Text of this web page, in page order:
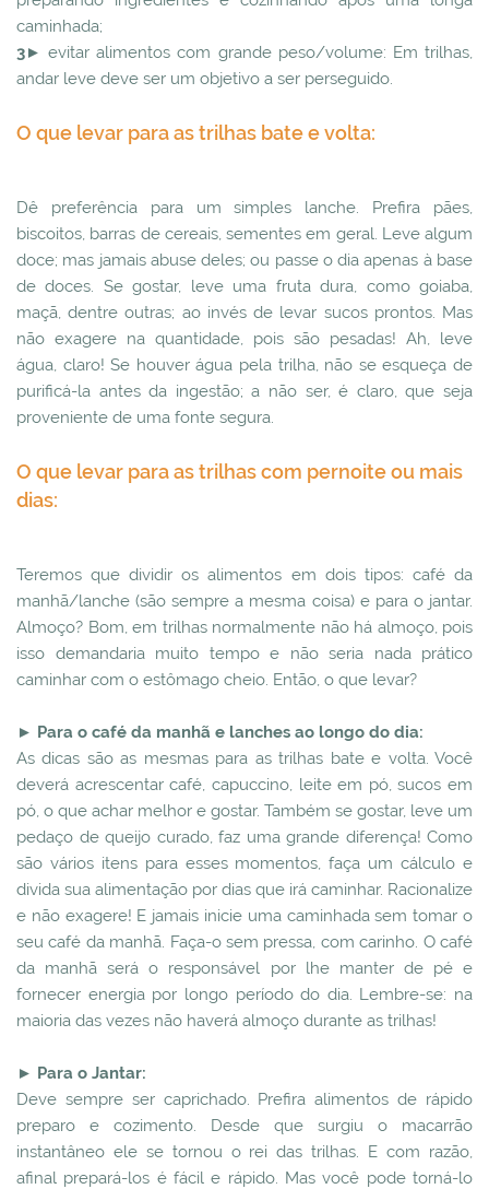
caminhada;
3► evitar alimentos com grande peso/volume: Em trilhas,
andar leve deve ser um objetivo a ser perseguido.
O que levar para as trilhas bate e volta:
Dê preferência para um simples lanche. Prefira pães,
biscoitos, barras de cereais, sementes em geral. Leve algum
doce; mas jamais abuse deles; ou passe o dia apenas à base
de doces. Se gostar, leve uma fruta dura, como goiaba,
maçã, dentre outras; ao invés de levar sucos prontos. Mas
não exagere na quantidade, pois são pesadas! Ah, leve
água, claro! Se houver água pela trilha, não se esqueça de
purificá-la antes da ingestão; a não ser, é claro, que seja
proveniente de uma fonte segura.
O que levar para as trilhas com pernoite ou mais
dias:
Teremos que dividir os alimentos em dois tipos: café da
manhã/lanche (são sempre a mesma coisa) e para o jantar.
Almoço? Bom, em trilhas normalmente não há almoço, pois
isso demandaria muito tempo e não seria nada prático
caminhar com o estômago cheio. Então, o que levar?
► Para o café da manhã e lanches ao longo do dia:
As dicas são as mesmas para as trilhas bate e volta. Você
deverá acrescentar café, capuccino, leite em pó, sucos em
pó, o que achar melhor e gostar. Também se gostar, leve um
pedaço de queijo curado, faz uma grande diferença! Como
são vários itens para esses momentos, faça um cálculo e
divida sua alimentação por dias que irá caminhar. Racionalize
e não exagere! E jamais inicie uma caminhada sem tomar o
seu café da manhã. Faça-o sem pressa, com carinho. O café
da manhã será o responsável por lhe manter de pé e
fornecer energia por longo período do dia. Lembre-se: na
maioria das vezes não haverá almoço durante as trilhas!
► Para o Jantar:
Deve sempre ser caprichado. Prefira alimentos de rápido
preparo e cozimento. Desde que surgiu o macarrão
instantâneo ele se tornou o rei das trilhas. E com razão,
afinal prepará-los é fácil e rápido. Mas você pode torná-lo